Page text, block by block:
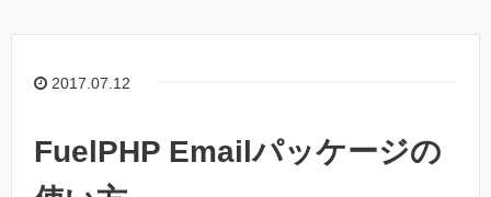
2017.07.12
FuelPHP Emailパッケージの